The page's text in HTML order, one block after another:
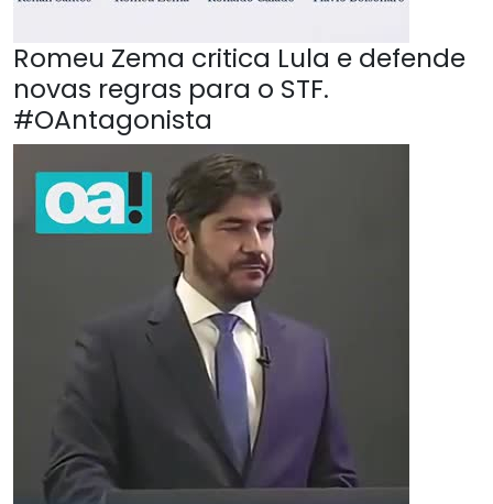
Romeu Zema critica Lula e defende
novas regras para o STF.
#OAntagonista